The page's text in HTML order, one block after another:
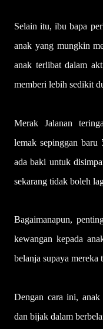
Selain itu, ibu bapa
anak yang mungkin
anak terlibat dalam
memberi lebih sedikit
Merak Jalanan
lemak sepinggan
ada baki untuk
sekarang tidak boleh
Bagaimanapun,
kewangan kepada
belanja supaya
Dengan cara ini,
dan bijak dalam